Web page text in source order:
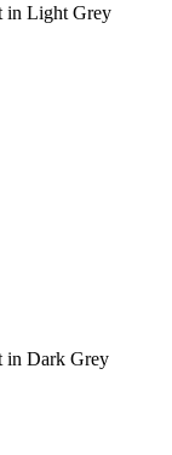
in Light Grey
in Dark Grey